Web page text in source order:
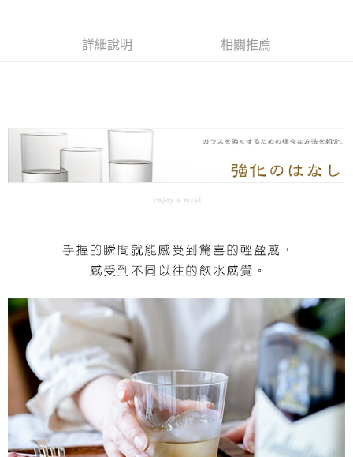
購買商品的店家。未經商家同意取消之訂單仍視為有效，需透過AFTEE先享
【注意事項】
１．透過由恩沛科技股份有限公司提供之「AFTEE先享後付」服務完成之交
易，需依本服務之必要範圍內提供個人資料，並將交易相關給付款項請求債
權轉讓予恩沛科技股份有限公司。
時審查核予不同之上限額度；若仍有額度不足之情形，本公司將視審查結果
５．嚴禁一人註冊多個帳號或使用他人資訊註冊。若發現惡意使用之情形，
恩沛科技股份有限公司將有權停止該用戶之使用額度並採取法律行動。
詳細說明 相關推薦